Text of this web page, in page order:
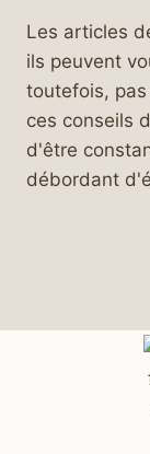
Les articles
ils peuvent
toutefois,
ces conseils
d'être
débordant